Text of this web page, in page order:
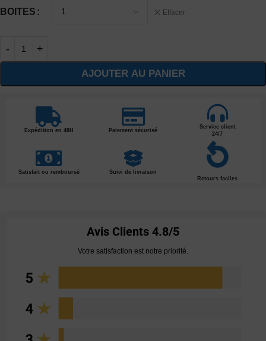
BOITES Effacer
AJOUTER AU PANIER
Expédition en 48H Paiement sécurisé
Service client
24/7
Satisfait ou remboursé
Suivi de livraison
Retours faciles
Avis Clients 4.8/5
Votre satisfaction est notre priorité.